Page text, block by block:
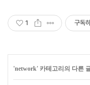
1 구독
'network' 카테고리의 다른